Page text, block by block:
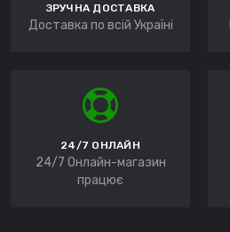
ЗРУЧНА ДОСТАВКА
Доставка по всій Україні
24/7 ОНЛАЙН
24/7 Онлайн-магазин
працює